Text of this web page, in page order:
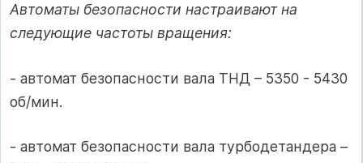
Автоматы безопасности настраивают на
следующие частоты вращения:
- автомат безопасности вала ТНД – 5350 - 5430
об/мин.
- автомат безопасности вала турбодетандера –